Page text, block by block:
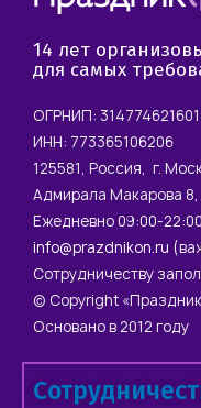
14 лет
для самых
ОГРНИП:
ИНН: 773365106206
125581, Россия, г.
Адмирала Макарова 8,
Ежедневно 09:00-22:00
info@prazdnikon.ru
Сотрудничеству
© Copyright
Основано в 2012 году